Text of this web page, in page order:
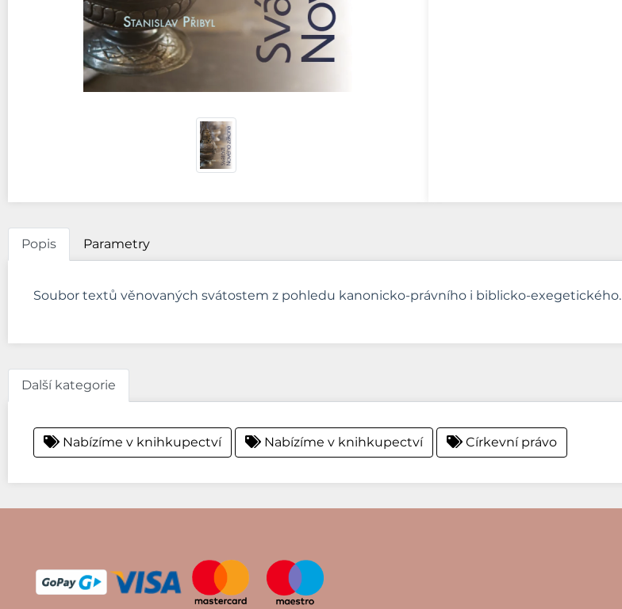
Popis Parametry
Soubor textů věnovaných svátostem z pohledu kanonicko-právního i biblicko-exegetického.
Další kategorie
Nabízíme v knihkupectví Nabízíme v knihkupectví Církevní právo